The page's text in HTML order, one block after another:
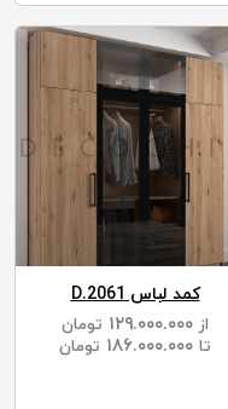
کمد لباس D.2061
از
تومان
تا
تومان